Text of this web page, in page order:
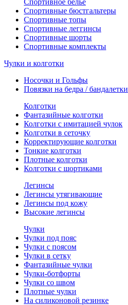
Спортивное белье
Спортивные бюстгальтеры
Спортивные топы
Спортивные леггинсы
Спортивные шорты
Спортивные комплекты
Чулки и колготки
Носочки и Гольфы
Повязки на бедра / бандалетки
Колготки
Фантазийные колготки
Колготки с имитацией чулок
Колготки в сеточку
Корректирующие колготки
Тонкие колготки
Плотные колготки
Колготки с шортиками
Легинсы
Легинсы утягивающие
Легинсы под кожу
Высокие легинсы
Чулки
Чулки под пояс
Чулки с поясом
Чулки в сетку
Фантазийные чулки
Чулки-ботфорты
Чулки со швом
Плотные чулки
На силиконовой резинке